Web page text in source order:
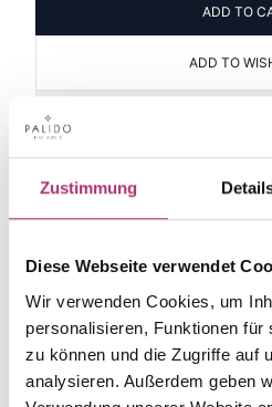
Zustimmung
Diese Webseite verwendet
Wir verwenden Cookies, um
personalisieren, Funktionen für
zu können und die Zugriffe auf
analysieren. Außerdem geben
ADD TO
ADD TO
Ring
-
EAN
9010595584497
Metal Color
yellow gold
-